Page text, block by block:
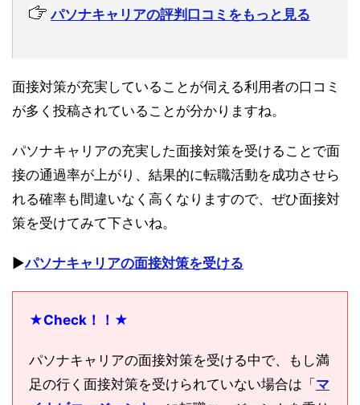
パソナキャリアの評判口コミをもっと見る
面接対策が充実していることが伺える利用者の口コミ
が多く投稿されていることが分かりますね。
パソナキャリアの充実した面接対策を受けることで面
接の通過率が上がり、結果的に転職活動を成功させら
れる確率も間違いなく高くなりますので、ぜひ面接対
策を受けてみて下さいね。
▶︎パソナキャリアの面接対策を受ける
★Check！！★
パソナキャリアの面接対策を受ける中で、もし満
足の行く面接対策を受けられていない場合は「 マ